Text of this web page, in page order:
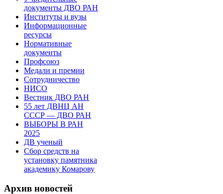
документы ДВО РАН
Институты и вузы
Информационные
ресурсы
Нормативные
документы
Профсоюз
Медали и премии
Сотрудничество
НИСО
Вестник ДВО РАН
55 лет ДВНЦ АН
СССР — ДВО РАН
ВЫБОРЫ В РАН
2025
ДВ ученый
Сбор средств на
установку памятника
академику Комарову
Архив новостей